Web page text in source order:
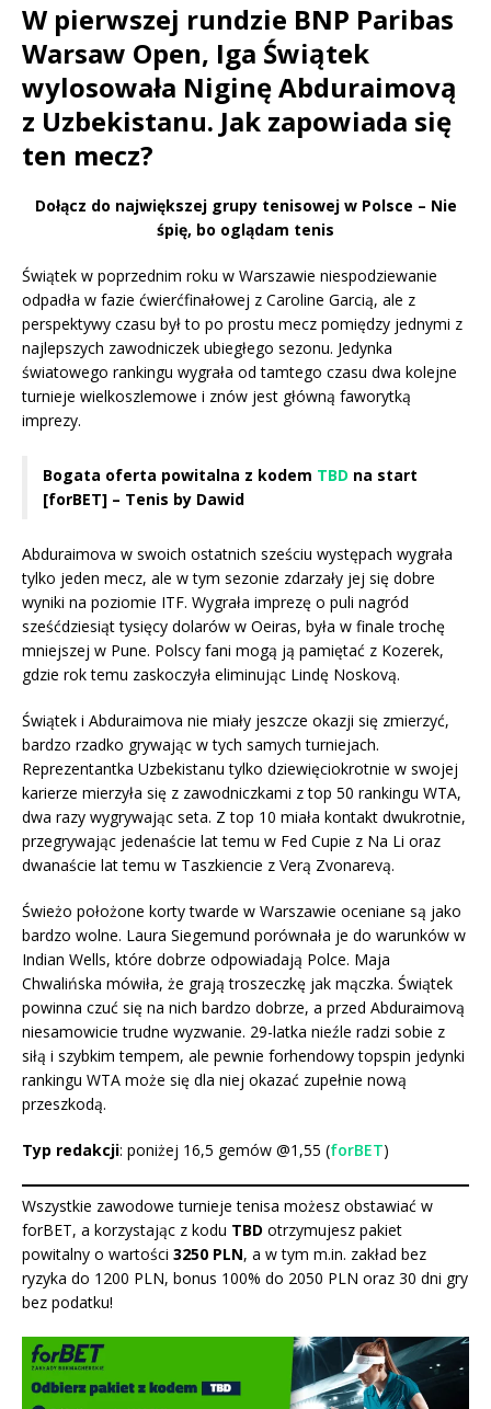
W pierwszej rundzie BNP Paribas
Warsaw Open, Iga Świątek
wylosowała Niginę Abduraimovą
z Uzbekistanu. Jak zapowiada się
ten mecz?
Dołącz do największej grupy tenisowej w Polsce – Nie
śpię, bo oglądam tenis
Świątek w poprzednim roku w Warszawie niespodziewanie
odpadła w fazie ćwierćfinałowej z Caroline Garcią, ale z
perspektywy czasu był to po prostu mecz pomiędzy jednymi z
najlepszych zawodniczek ubiegłego sezonu. Jedynka
światowego rankingu wygrała od tamtego czasu dwa kolejne
turnieje wielkoszlemowe i znów jest główną faworytką
imprezy.
Bogata oferta powitalna z kodem TBD na start
[forBET] – Tenis by Dawid
Abduraimova w swoich ostatnich sześciu występach wygrała
tylko jeden mecz, ale w tym sezonie zdarzały jej się dobre
wyniki na poziomie ITF. Wygrała imprezę o puli nagród
sześćdziesiąt tysięcy dolarów w Oeiras, była w finale trochę
mniejszej w Pune. Polscy fani mogą ją pamiętać z Kozerek,
gdzie rok temu zaskoczyła eliminując Lindę Noskovą.
Świątek i Abduraimova nie miały jeszcze okazji się zmierzyć,
bardzo rzadko grywając w tych samych turniejach.
Reprezentantka Uzbekistanu tylko dziewięciokrotnie w swojej
karierze mierzyła się z zawodniczkami z top 50 rankingu WTA,
dwa razy wygrywając seta. Z top 10 miała kontakt dwukrotnie,
przegrywając jedenaście lat temu w Fed Cupie z Na Li oraz
dwanaście lat temu w Taszkiencie z Verą Zvonarevą.
Świeżo położone korty twarde w Warszawie oceniane są jako
bardzo wolne. Laura Siegemund porównała je do warunków w
Indian Wells, które dobrze odpowiadają Polce. Maja
Chwalińska mówiła, że grają troszeczkę jak mączka. Świątek
powinna czuć się na nich bardzo dobrze, a przed Abduraimovą
niesamowicie trudne wyzwanie. 29-latka nieźle radzi sobie z
siłą i szybkim tempem, ale pewnie forhendowy topspin jedynki
rankingu WTA może się dla niej okazać zupełnie nową
przeszkodą.
Typ redakcji: poniżej 16,5 gemów @1,55 (forBET)
Wszystkie zawodowe turnieje tenisa możesz obstawiać w
forBET, a korzystając z kodu TBD otrzymujesz pakiet
powitalny o wartości 3250 PLN, a w tym m.in. zakład bez
ryzyka do 1200 PLN, bonus 100% do 2050 PLN oraz 30 dni gry
bez podatku!